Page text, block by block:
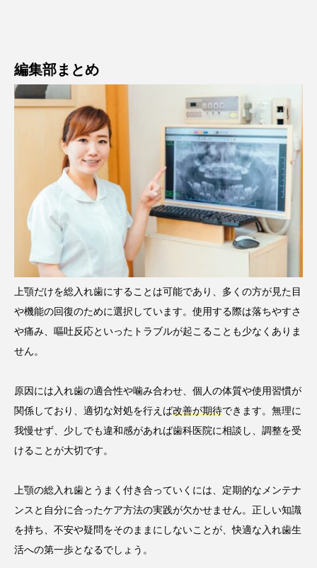
編集部まとめ
上顎だけを総入れ歯にすることは可能であり、多くの方が見た目
や機能の回復のために選択しています。使用する際は落ちやすさ
や痛み、嘔吐反応といったトラブルが起こることも少なくありま
せん。
原因には入れ歯の適合性や噛み合わせ、個人の体質や使用習慣が
関係しており、適切な対処を行えば改善が期待できます。無理に
我慢せず、少しでも違和感があれば歯科医院に相談し、調整を受
けることが大切です。
上顎の総入れ歯とうまく付き合っていくには、定期的なメンテナ
ンスと自分に合ったケア方法の実践が欠かせません。正しい知識
を持ち、不安や疑問をそのままにしないことが、快適な入れ歯生
活への第一歩となるでしょう。